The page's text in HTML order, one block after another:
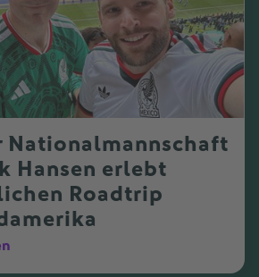
Nationalmannschaft
Hansen erlebt
Roadtrip